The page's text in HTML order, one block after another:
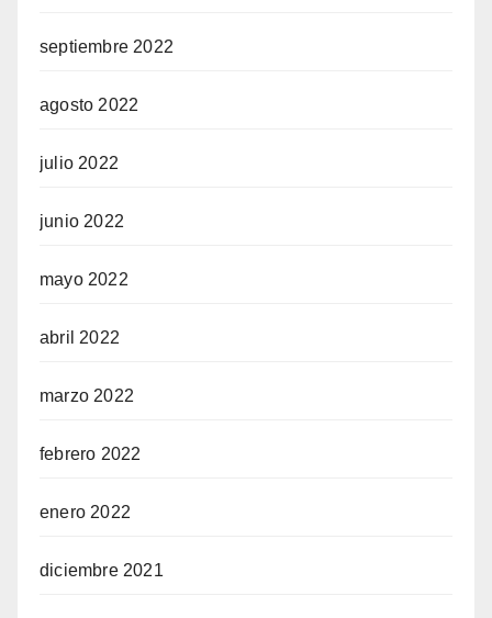
septiembre 2022
agosto 2022
julio 2022
junio 2022
mayo 2022
abril 2022
marzo 2022
febrero 2022
enero 2022
diciembre 2021